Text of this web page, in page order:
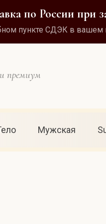
по России при
пункте СДЭК в вашем
премиум
Мужская